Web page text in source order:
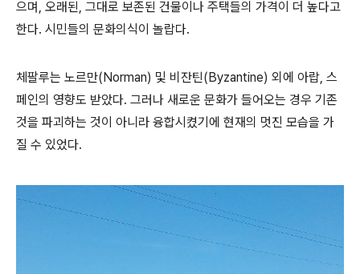
으며, 오래된, 그대로 보존된 건물이나 주택들의 가격이 더 높다고
한다. 시민들의 문화의식이 놀랍다.
체팔루는 노르만(Norman) 및 비잔틴(Byzantine) 외에 아랍, 스
페인의 영향도 받았다. 그러나 새로운 문화가 들어오는 경우 기존
것을 파괴하는 것이 아니라 융합시켰기에 현재의 멋진 모습을 가
질 수 있었다.